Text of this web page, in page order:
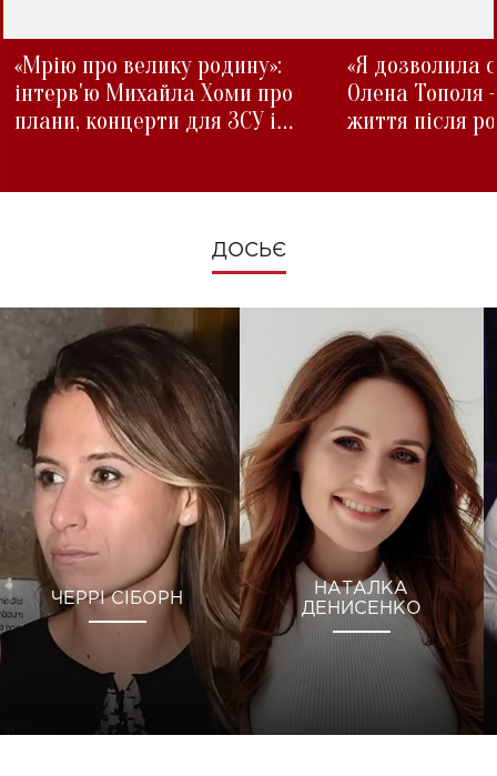
«Мрію про велику родину»:
інтерв'ю Михайла Хоми про
плани, концерти для ЗСУ і
«Я дозволила
Олена Тополя
життя після
ДОСЬЄ
ЧЕРРІ СІБОРН
НАТАЛКА
ДЕНИСЕНКО